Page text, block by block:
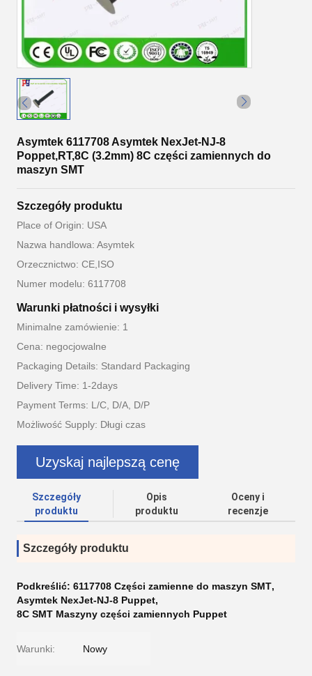
Asymtek 6117708 Asymtek NexJet-NJ-8
Poppet,RT,8C (3.2mm) 8C części zamiennych do
maszyn SMT
Szczegóły produktu
Place of Origin: USA
Nazwa handlowa: Asymtek
Orzecznictwo: CE,ISO
Numer modelu: 6117708
Warunki płatności i wysyłki
Minimalne zamówienie: 1
Cena: negocjowalne
Packaging Details: Standard Packaging
Delivery Time: 1-2days
Payment Terms: L/C, D/A, D/P
Możliwość Supply: Długi czas
Uzyskaj najlepszą cenę
Szczegóły
produktu
Opis
produktu
Oceny i
recenzje
Szczegóły produktu
Podkreślić: 6117708 Części zamienne do maszyn SMT,
Asymtek NexJet-NJ-8 Puppet,
8C SMT Maszyny części zamiennych Puppet
Warunki: Nowy